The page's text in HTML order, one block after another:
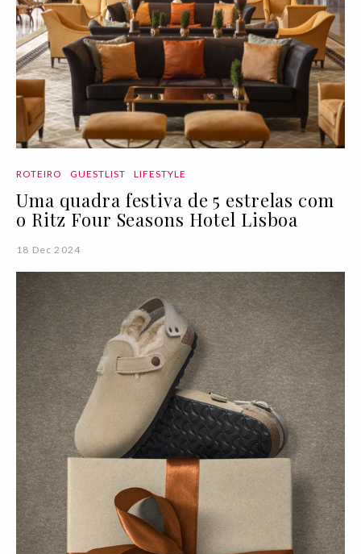
ROTEIRO GUESTLIST LIFESTYLE
Uma quadra festiva de 5 estrelas com
o Ritz Four Seasons Hotel Lisboa
18 Dec 2024